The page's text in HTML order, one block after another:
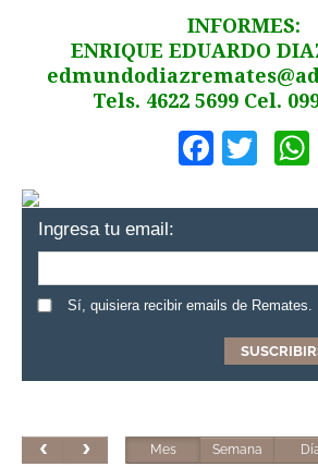
INFORMES:
ENRIQUE EDUARDO
Tels. 4622 5699 Cel.
Ingresa tu email:
Sí, quisiera recibir emails de Remates.
Mes Semana